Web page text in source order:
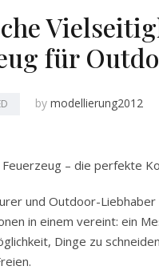
für
by modellierung2012
– die perfekte
und Outdoor-
in einem vereint: ein
Dinge zu